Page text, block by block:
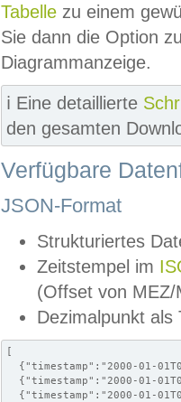
Tabelle zu einem
Sie dann die Option
Diagrammanzeige.
ℹ️ Eine detaillierte
den gesamten
Verfügbare
JSON-Format
Strukturiertes
Zeitstempel im
(Offset von MEZ/
Dezimalpunkt als
[
{"timestamp":"2000-01-
{"timestamp":"2000-01-
{"timestamp":"2000-01-